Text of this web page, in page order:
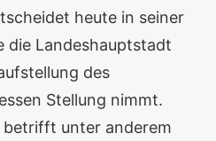
heute in seiner
die Landeshauptstadt
des
Stellung nimmt.
betrifft unter anderem